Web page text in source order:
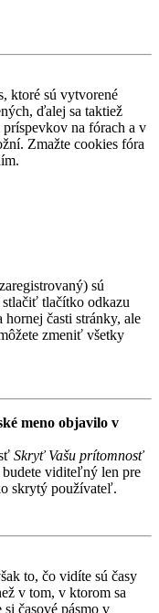
ktoré sú vytvorené
ďalej sa taktiež
na fórach a v
Zmažte cookies fóra
sú
stlačiť tlačítko odkazu
hornej časti stránky, ale
zmeniť všetky
meno objavilo v
Skryť Vašu prítomnosť
budete viditeľný len pre
skrytý používateľ.
to, čo vidíte sú časy
v tom, v ktorom sa
časové pásmo v